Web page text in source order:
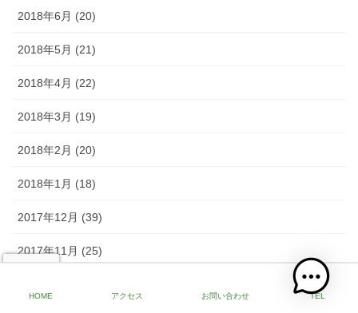
2018年6月 (20)
2018年5月 (21)
2018年4月 (22)
2018年3月 (19)
2018年2月 (20)
2018年1月 (18)
2017年12月 (39)
2017年11月 (25)
HOME アクセス お問い合わせ TEL